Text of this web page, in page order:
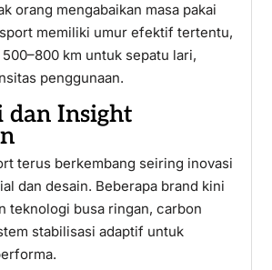
orang mengabaikan masa pakai
memiliki umur efektif tertentu,
km untuk sepatu lari,
penggunaan.
dan Insight
terus berkembang seiring inovasi
dan desain. Beberapa brand kini
teknologi busa ringan, carbon
stabilisasi adaptif untuk